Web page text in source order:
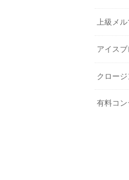
上級メ
アイス
クロー
有料コン